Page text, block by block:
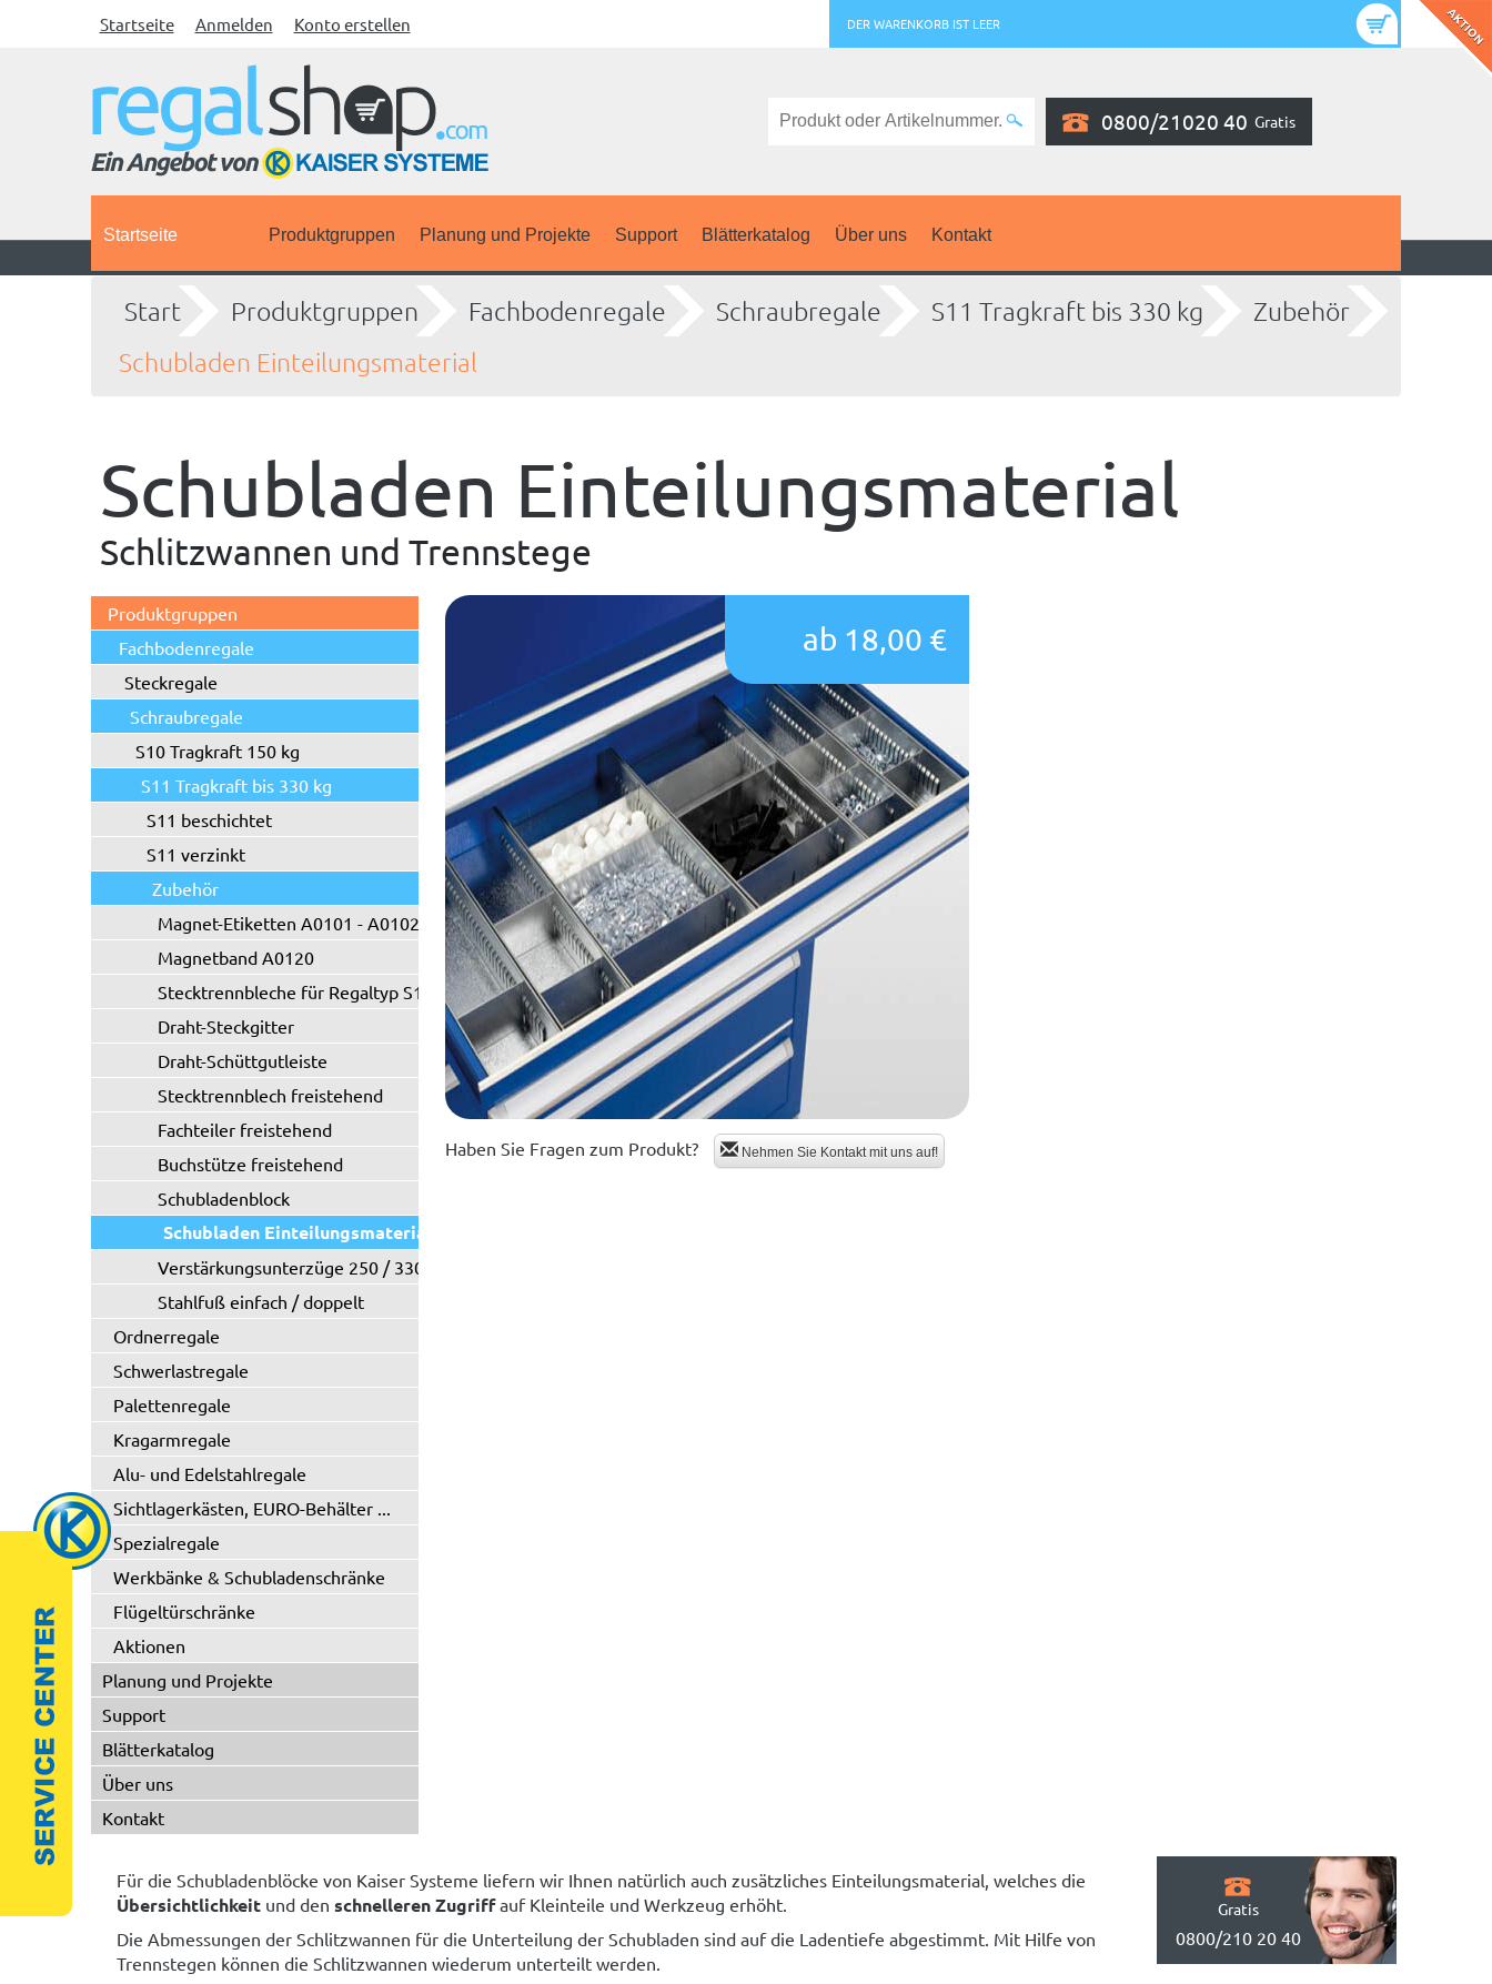
Startseite Anmelden Konto erstellen DER WARENKORB IST LEER
0800/21020 40 Gratis
Startseite Produktgruppen Planung und Projekte Support Blätterkatalog Über uns Kontakt
Start Produktgruppen Fachbodenregale Schraubregale S11 Tragkraft bis 330 kg
Zubehör
Schubladen Einteilungsmaterial
Schubladen Einteilungsmaterial
Schlitzwannen und Trennstege
Produktgruppen
Fachbodenregale
Steckregale
Schraubregale
S10 Tragkraft 150 kg
S11 Tragkraft bis 330 kg
S11 beschichtet
S11 verzinkt
Zubehör
Magnet-Etiketten A0101 - A0102
Magnetband A0120
Stecktrennbleche für Regaltyp S11/S21
Draht-Steckgitter
Draht-Schüttgutleiste
Stecktrennblech freistehend
Fachteiler freistehend
Buchstütze freistehend
Schubladenblock
Schubladen Einteilungsmaterial
Verstärkungsunterzüge 250 / 330 kg
Stahlfuß einfach / doppelt
Ordnerregale
Schwerlastregale
Palettenregale
Kragarmregale
Alu- und Edelstahlregale
Sichtlagerkästen, EURO-Behälter ...
Spezialregale
Werkbänke & Schubladenschränke
Flügeltürschränke
Aktionen
Planung und Projekte
Support
Blätterkatalog
Über uns
Kontakt
ab 18,00 €
Haben Sie Fragen zum Produkt? Nehmen Sie Kontakt mit uns auf!
Für die Schubladenblöcke von Kaiser Systeme liefern wir Ihnen natürlich auch zusätzliches Einteilungsmaterial, welches die
Übersichtlichkeit und den schnelleren Zugriffauf Kleinteile und Werkzeug erhöht.
Die Abmessungen der Schlitzwannen für die Unterteilung der Schubladen sind auf die Ladentiefe abgestimmt. Mit Hilfe von
Trennstegen können die Schlitzwannen wiederum unterteilt werden.
Gratis
0800/210 20 40